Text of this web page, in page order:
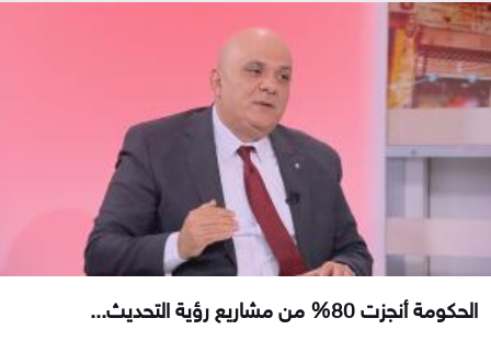
الحكومة أنجزت 80% من مشاريع رؤية التحديث...